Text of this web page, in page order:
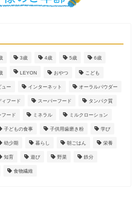
3歳 4歳 5歳 6歳
LEYON おやつ こども
ュー インターネット オーラルパウダー
ィフード スーパーフード タンパク質
フード ミネラル ミルクローション
子どもの食事 子供用歯磨き粉 学び
幼少期 暮らし 朝ごはん 栄養
知育 遊び 野菜 鉄分
食物繊維